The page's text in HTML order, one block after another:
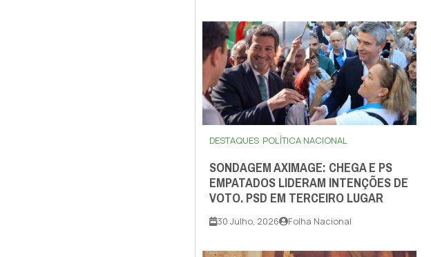
DESTAQUES POLÍTICA NACIONAL
SONDAGEM AXIMAGE: CHEGA E PS
EMPATADOS LIDERAM INTENÇÕES DE
VOTO. PSD EM TERCEIRO LUGAR
30 Julho, 2026 Folha Nacional